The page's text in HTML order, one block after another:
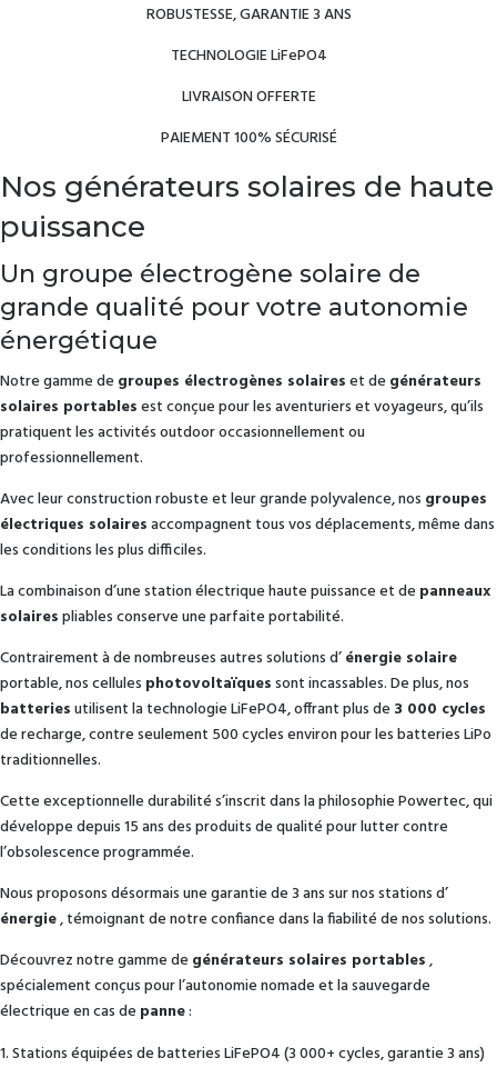
ROBUSTESSE, GARANTIE 3 ANS
TECHNOLOGIE LiFePO4
LIVRAISON OFFERTE
PAIEMENT 100% SÉCURISÉ
Nos générateurs solaires de haute
puissance
Un groupe électrogène solaire de
grande qualité pour votre autonomie
énergétique
Notre gamme de groupes électrogènes solaireset de générateurs
solaires portablesest conçue pour les aventuriers et voyageurs, qu’ils
pratiquent les activités outdoor occasionnellement ou
professionnellement.
Avec leur construction robuste et leur grande polyvalence, nos groupes
électriques solairesaccompagnent tous vos déplacements, même dans
les conditions les plus difficiles.
La combinaison d’une station électrique haute puissance et de panneaux
solairespliables conserve une parfaite portabilité.
Contrairement à de nombreuses autres solutions d’énergie solaire
portable, nos cellules photovoltaïquessont incassables. De plus, nos
batteriesutilisent la technologie LiFePO4, offrant plus de 3 000 cycles
de recharge, contre seulement 500 cycles environ pour les batteries LiPo
traditionnelles.
Cette exceptionnelle durabilité s’inscrit dans la philosophie Powertec, qui
développe depuis 15 ans des produits de qualité pour lutter contre
l’obsolescence programmée.
Nous proposons désormais une garantie de 3 ans sur nos stations d’
énergie, témoignant de notre confiance dans la fiabilité de nos solutions.
Découvrez notre gamme de générateurs solaires portables,
spécialement conçus pour l’autonomie nomade et la sauvegarde
électrique en cas de panne:
Stations équipées de batteries LiFePO4 (3 000+ cycles, garantie 3 ans)